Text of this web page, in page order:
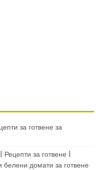
за готвене за
за готвене |
белени домати за готвене